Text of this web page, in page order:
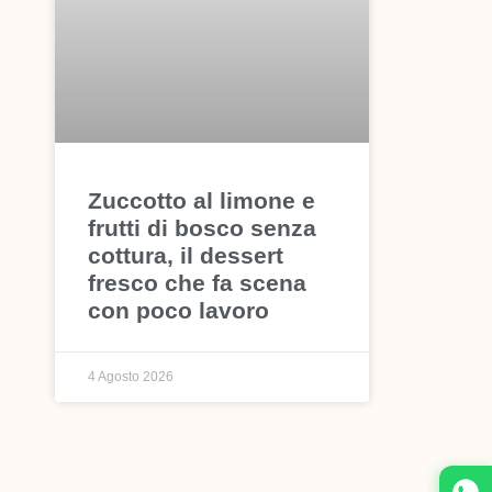
Zuccotto al limone e
frutti di bosco senza
cottura, il dessert
fresco che fa scena
con poco lavoro
4 Agosto 2026